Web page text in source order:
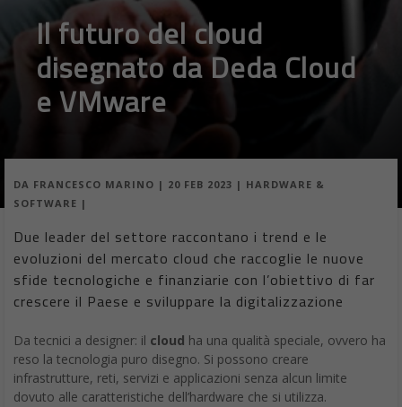
Il futuro del cloud
disegnato da Deda Cloud
e VMware
DA FRANCESCO MARINO | 20 FEB 2023 | HARDWARE &
SOFTWARE |
Due leader del settore raccontano i trend e le
evoluzioni del mercato cloud che raccoglie le nuove
sfide tecnologiche e finanziarie con l’obiettivo di far
crescere il Paese e sviluppare la digitalizzazione
Da tecnici a designer: il cloud ha una qualità speciale, ovvero ha
reso la tecnologia puro disegno. Si possono creare
infrastrutture, reti, servizi e applicazioni senza alcun limite
dovuto alle caratteristiche dell’hardware che si utilizza.